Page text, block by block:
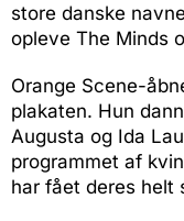
store danske
opleve The Minds
Orange Scene-
plakaten. Hun
Augusta og Ida
programmet af
har fået deres helt